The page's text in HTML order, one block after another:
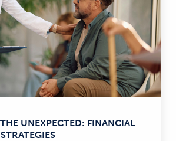
UNEXPECTED: FINANCIAL